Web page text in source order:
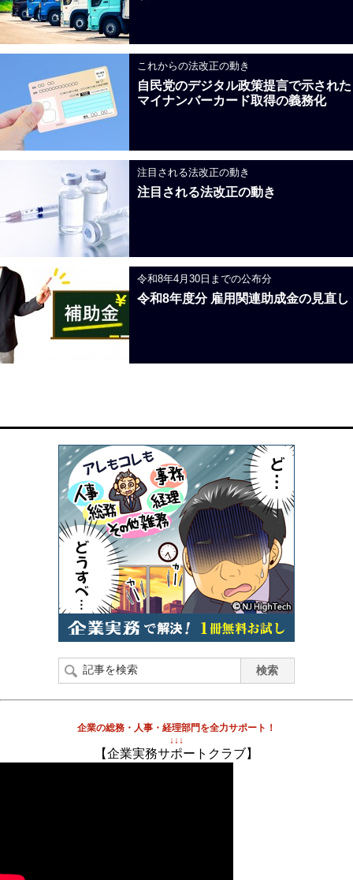
これからの法改正の動き
自民党のデジタル政策提言で示された
マイナンバーカード取得の義務化
注目される法改正の動き
注目される法改正の動き
令和8年4月30日までの公布分
令和8年度分 雇用関連助成金の見直し
企業の総務・人事・経理部門を全力サポート！
↓↓↓
【企業実務サポートクラブ】